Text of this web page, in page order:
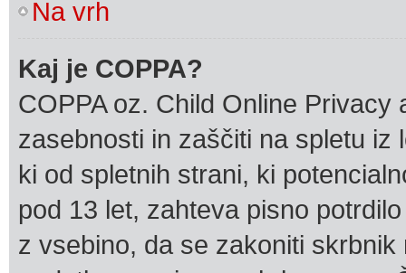
Na vrh
Kaj je COPPA?
COPPA oz. Child Online
zasebnosti in zaščiti na spletu
ki od spletnih strani, ki
pod 13 let, zahteva pisno
z vsebino, da se zakoniti